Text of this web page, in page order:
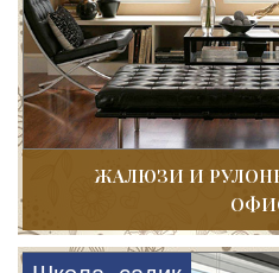
ЖАЛЮЗИ И